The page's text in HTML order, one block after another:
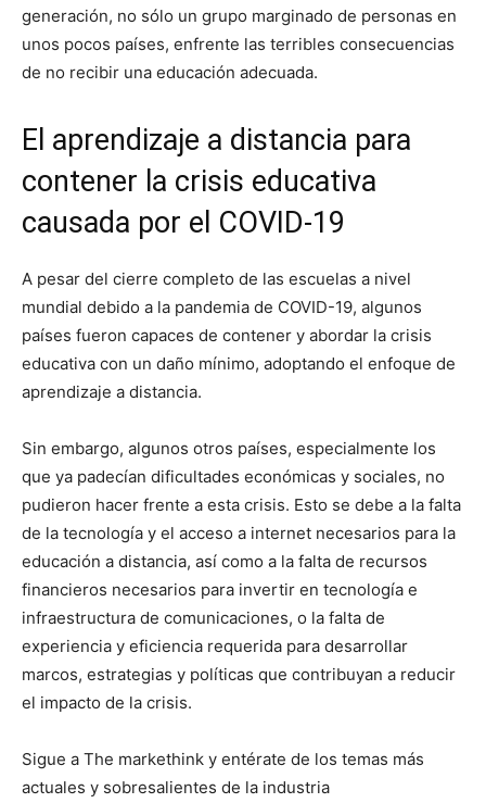
generación, no sólo un grupo marginado de personas en
unos pocos países, enfrente las terribles consecuencias
de no recibir una educación adecuada.
El aprendizaje a distancia para
contener la crisis educativa
causada por el COVID-19
A pesar del cierre completo de las escuelas a nivel
mundial debido a la pandemia de COVID-19, algunos
países fueron capaces de contener y abordar la crisis
educativa con un daño mínimo, adoptando el enfoque de
aprendizaje a distancia.
Sin embargo, algunos otros países, especialmente los
que ya padecían dificultades económicas y sociales, no
pudieron hacer frente a esta crisis. Esto se debe a la falta
de la tecnología y el acceso a internet necesarios para la
educación a distancia, así como a la falta de recursos
financieros necesarios para invertir en tecnología e
infraestructura de comunicaciones, o la falta de
experiencia y eficiencia requerida para desarrollar
marcos, estrategias y políticas que contribuyan a reducir
el impacto de la crisis.
Sigue a The markethink y entérate de los temas más
actuales y sobresalientes de la industria